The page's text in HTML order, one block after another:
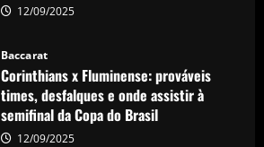
12/09/2025
Baccarat
Corinthians x Fluminense: prováveis
times, desfalques e onde assistir à
semifinal da Copa do Brasil
12/09/2025